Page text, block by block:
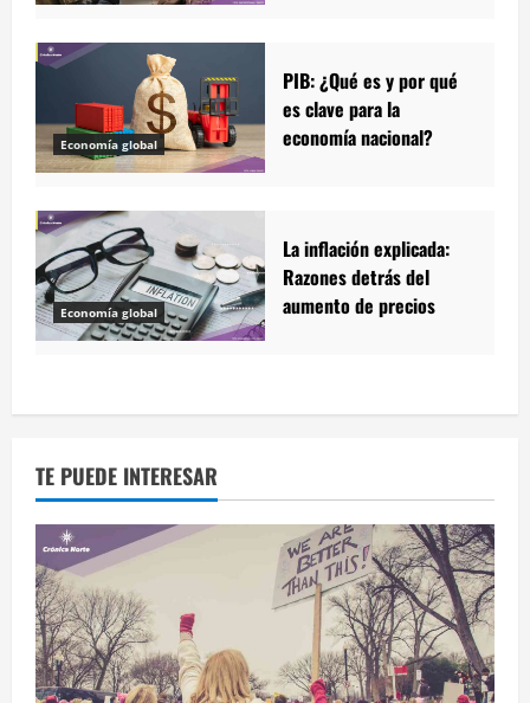
Economía global
PIB: ¿Qué es y por qué
es clave para la
economía nacional?
Economía global
La inflación explicada:
Razones detrás del
aumento de precios
TE PUEDE INTERESAR